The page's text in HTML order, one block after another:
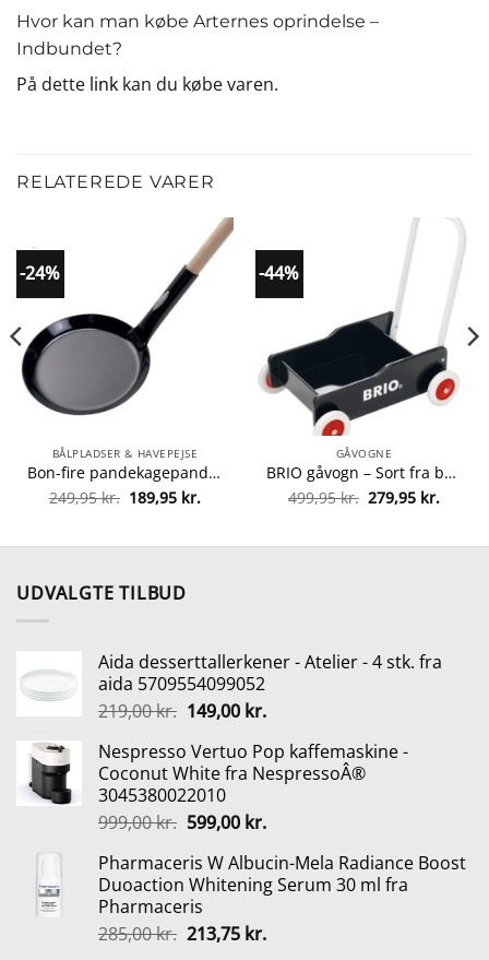
Hvor kan man købe Arternes oprindelse –
Indbundet?
På dette link kan du købe varen.
RELATEREDE VARER
-24%
BÅLPLADSER & HAVEPEJSE
Bon-fire pandekagepande fra Bon-fire 5708085100091
249,95kr. Den
oprindelige
249,95 kr..
189,95 kr.
aktuelle
189,95 kr..
-44%
GÅVOGNE
BRIO gåvogn – Sort fra brio 7312350313512
499,95kr. Den
oprindelige
499,95 kr..
279,95 kr.
kr..
UDVALGTE TILBUD
Aida desserttallerkener - Atelier - 4 stk. fra
aida 5709554099052
219,00kr. Den
pris
var:
219,00 kr..
149,00 kr.Den
pris
er:
Nespresso Vertuo Pop kaffemaskine -
Coconut White fra NespressoÂ®
3045380022010
999,00kr. Den
pris
var:
999,00 kr..
599,00 kr.Den
pris
er:
Pharmaceris W Albucin-Mela Radiance Boost
Duoaction Whitening Serum 30 ml fra
Pharmaceris
285,00kr. Den
213,75 kr.Den